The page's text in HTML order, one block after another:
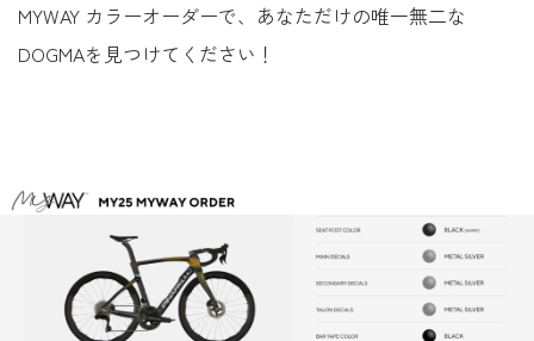
MYWAY カラーオーダーで、あなただけの唯一無二な
DOGMAを見つけてください！